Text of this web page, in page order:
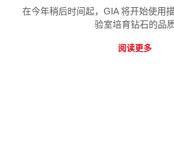
在今年稍后时间起，GIA 将开始使用
验室培育钻石的品
阅读更多